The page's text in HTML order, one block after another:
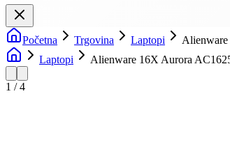
Početna Trgovina Laptopi
Laptopi
Alienware 16X Aurora
1 /4